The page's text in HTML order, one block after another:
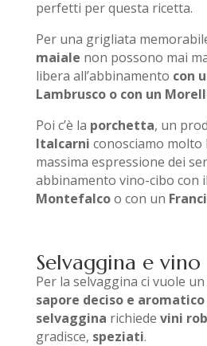
perfetti per questa ricetta.
Per una grigliata
maiale non possono mai
libera all’abbinamento con
Lambrusco o con un
Poi c’è la porchetta, un
Italcarni conosciamo molto
massima espressione dei
abbinamento vino-cibo con il
Montefalcoo con un
Selvaggina e vino
Per la selvaggina ci vuole
sapore deciso e
selvaggina richiede vini
gradisce, speziati.